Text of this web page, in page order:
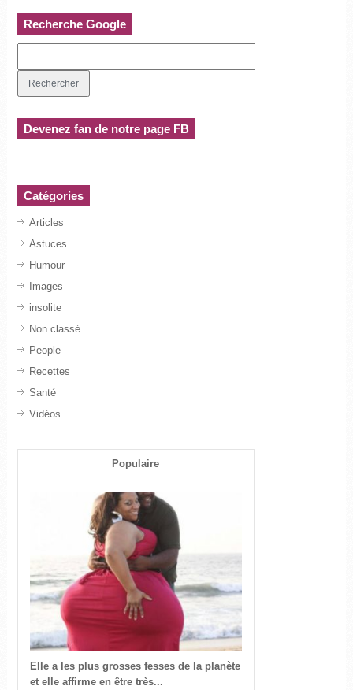
Recherche Google
Devenez fan de notre page FB
Catégories
Articles
Astuces
Humour
Images
insolite
Non classé
People
Recettes
Santé
Vidéos
Populaire
Elle a les plus grosses fesses de la planète
et elle affirme en être très...